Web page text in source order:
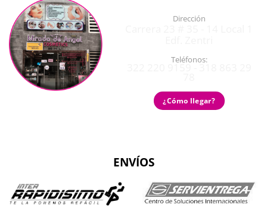
Dirección
Teléfonos:
¿Cómo llegar?
ENVÍOS